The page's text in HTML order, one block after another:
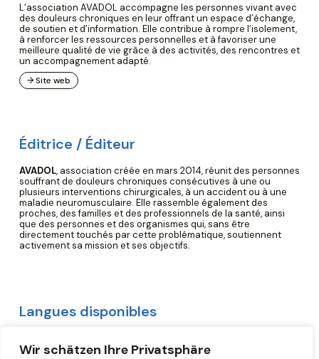
Wir schätzen Ihre Privatsphäre
L’association AVADOLaccompagne les personnes vivant avec
des douleurs chroniques en leur offrant un espace d’échange,
de soutien et d’information. Elle contribue à rompre l’isolement,
à renforcer les ressources personnelles et à favoriser une
meilleure qualité de vie grâce à des activités, des rencontres et
un accompagnement adapté.
→ Site web
Éditrice / Éditeur
AVADOL, association créée en mars 2014, réunit des personnes
souffrant de douleurs chroniques consécutives à une ou
plusieurs interventions chirurgicales, à un accident ou à une
maladie neuromusculaire. Elle rassemble également des
proches, des familles et des professionnels de la santé, ainsi
que des personnes et des organismes qui, sans être
directement touchés par cette problématique, soutiennent
activement sa mission et ses objectifs.
Langues disponibles